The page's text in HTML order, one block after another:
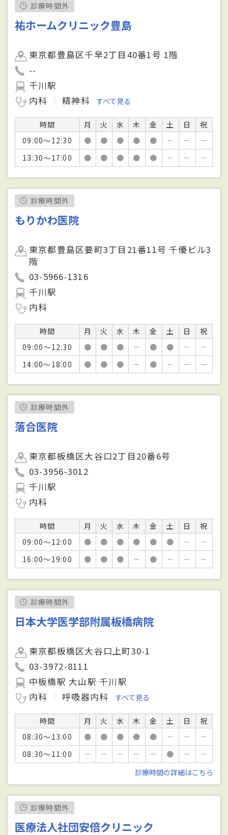
診療時間外
祐ホームクリニック豊島
東京都豊島区千早2丁目40番1号 1階
--
千川駅
内科
精神科 すべて見る
時間 月 火 水 木 金 土 日
祝
09:00～12:30
● ● ● ● ● － －
－
13:30～17:00
● ● ● ● ● － － －
診療時間外
もりかわ医院
東京都豊島区要町3丁目21番11号 千優ビル3
階
03-5966-1316
千川駅
内科
時間 月 火 水 木 金 土 日
祝
09:00～12:30
● ● ● － ● ● －
－
14:00～18:00
● ● ● － ● － － －
診療時間外
落合医院
東京都板橋区大谷口2丁目20番6号
03-3956-3012
千川駅
内科
時間 月 火 水 木 金 土 日
祝
09:00～12:00
● ● ● ● ● ● －
－
16:00～19:00
● ● ● － ● － － －
診療時間外
日本大学医学部附属板橋病院
東京都板橋区大谷口上町30-1
03-3972-8111
中板橋駅 大山駅 千川駅
内科
呼吸器内科 すべて見る
時間 月 火 水 木 金 土 日
祝
08:30～13:00
● ● ● ● ● － －
－
08:30～11:00
－ － － － － ● －
－
診療時間の詳細はこちら
診療時間外
医療法人社団安倍クリニック